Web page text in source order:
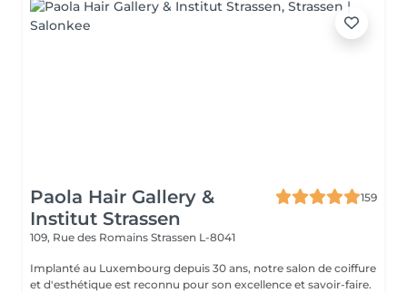
Paola Hair Gallery &
Institut Strassen
159
109, Rue des Romains Strassen L-8041
Implanté au Luxembourg depuis 30 ans, notre salon de coiffure
et d'esthétique est reconnu pour son excellence et savoir-faire.